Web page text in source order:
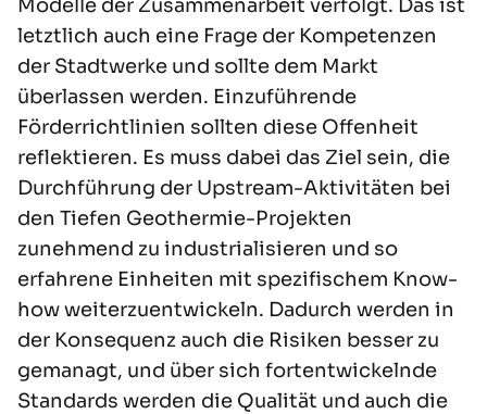
Modelle der Zusammenarbeit verfolgt. Das ist
letztlich auch eine Frage der Kompetenzen
der Stadtwerke und sollte dem Markt
überlassen werden. Einzuführende
Förderrichtlinien sollten diese Offenheit
reflektieren. Es muss dabei das Ziel sein, die
Durchführung der Upstream-Aktivitäten bei
den Tiefen Geothermie-Projekten
zunehmend zu industrialisieren und so
erfahrene Einheiten mit spezifischem Know-
how weiterzuentwickeln. Dadurch werden in
der Konsequenz auch die Risiken besser zu
gemanagt, und über sich fortentwickelnde
Standards werden die Qualität und auch die